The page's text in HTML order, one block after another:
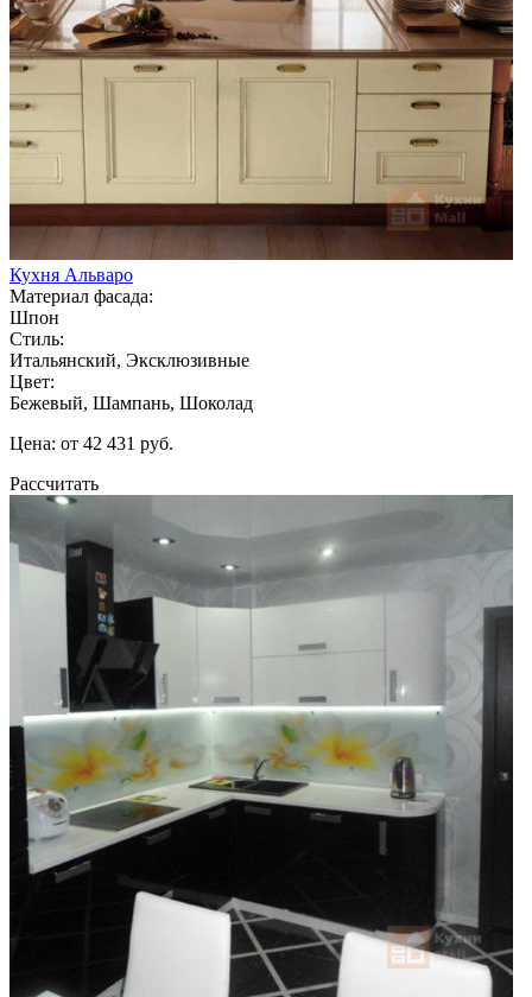
Кухня Альваро
Материал фасада:
Шпон
Стиль:
Итальянский, Эксклюзивные
Цвет:
Бежевый, Шампань, Шоколад
Цена: от 42 431 руб.
Рассчитать